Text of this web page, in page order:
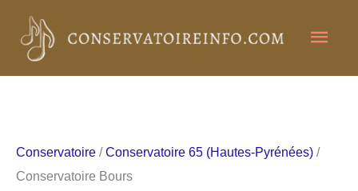
contenu
Conservatoire /Conservatoire 65 (Hautes-Pyrénées) /
Conservatoire Bours